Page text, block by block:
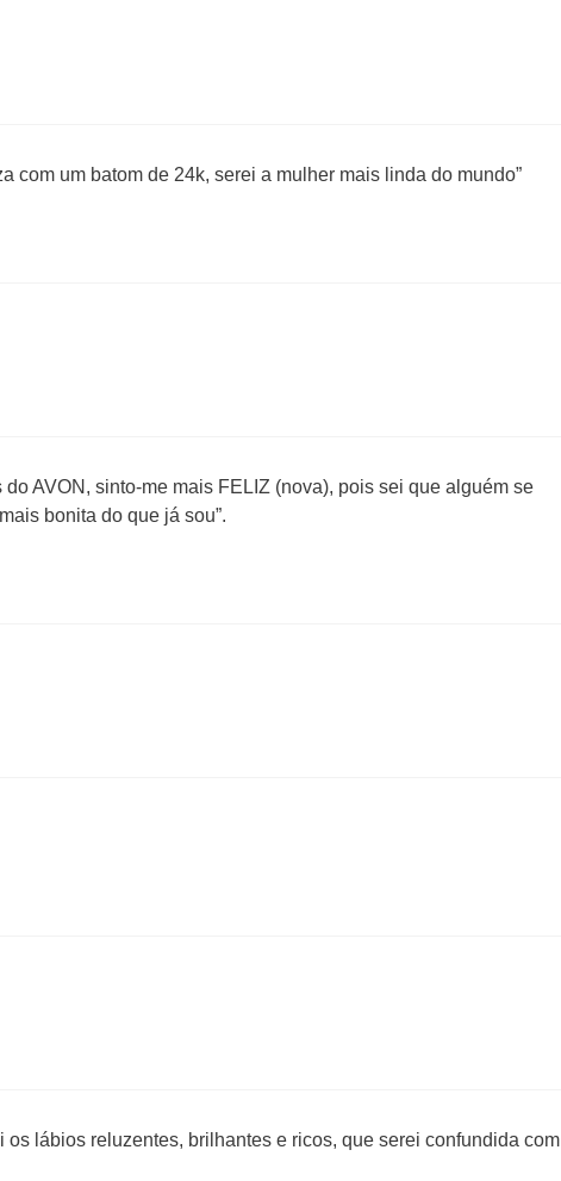
com um batom de 24k, serei a mulher mais linda do mundo”
do AVON, sinto-me mais FELIZ (nova), pois sei que alguém se
bonita do que já sou”.
os lábios reluzentes, brilhantes e ricos, que serei confundida com